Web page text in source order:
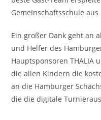
Gemeinschaftsschule
Ein großer Dank geht an
und Helfer des
Hauptsponsoren THALIA
die allen Kindern die
an die Hamburger
die die digitale